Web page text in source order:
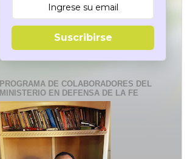
Suscribirse
PROGRAMA DE COLABORADORES DEL
MINISTERIO EN DEFENSA DE LA FE